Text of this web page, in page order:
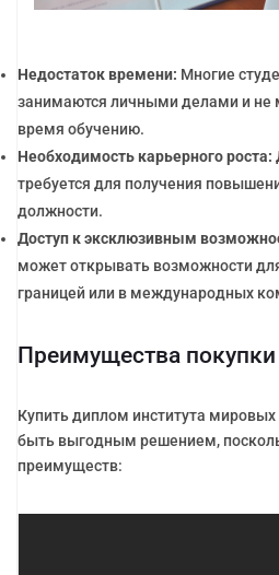
Недостаток времени: Многие
занимаются личными делами и не
время обучению.
Необходимость карьерного роста:
требуется для получения
должности.
Доступ к эксклюзивным
может открывать возможности
границей или в международных
Преимущества
Купить диплом института
быть выгодным решением,
преимуществ: